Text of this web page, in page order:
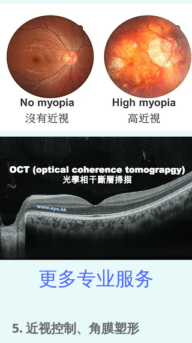
更多专业服务
5. 近视控制、角膜塑形